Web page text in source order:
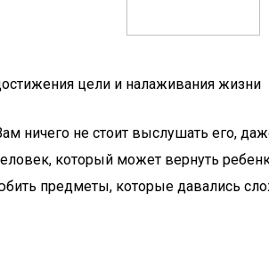
цели и налаживания жизни
ничего не стоит выслушать его,
который может вернуть
предметы, которые давались